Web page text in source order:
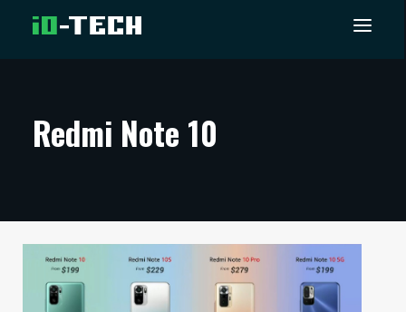
ARTIKKELIT
TECHBBS
TIETOA
HINTA.FI
Redmi Note 10